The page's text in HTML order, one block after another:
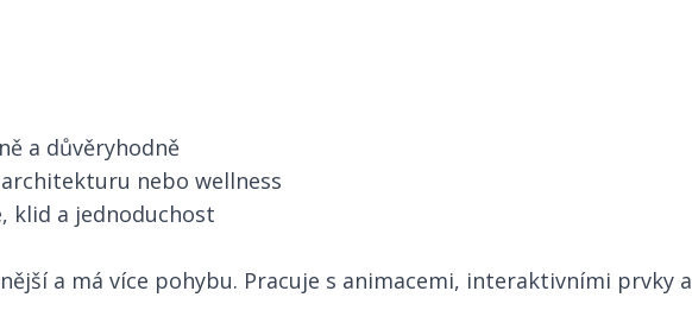
a důvěryhodně
nebo wellness
klid a jednoduchost
a má více pohybu. Pracuje s animacemi, interaktivními prvky a